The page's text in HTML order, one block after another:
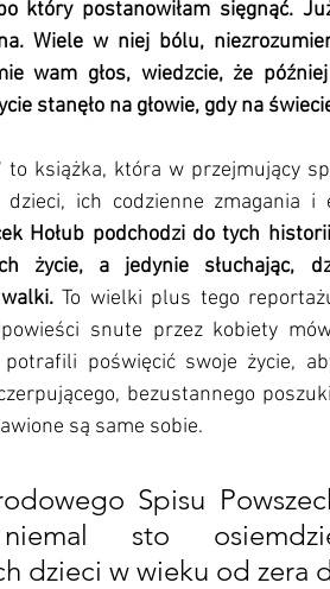
który postanowiłam sięgnąć.
Wiele w niej bólu,
wam głos, wiedzcie, że
stanęło na głowie, gdy na
to książka, która w przejmujący
dzieci, ich codzienne zmagania
Hołub podchodzi do tych
życie, a jedynie słuchając,
To wielki plus tego
snute przez kobiety
poświęcić swoje życie,
bezustannego
są same sobie.
Spisu
sto
dzieci w wieku od zera